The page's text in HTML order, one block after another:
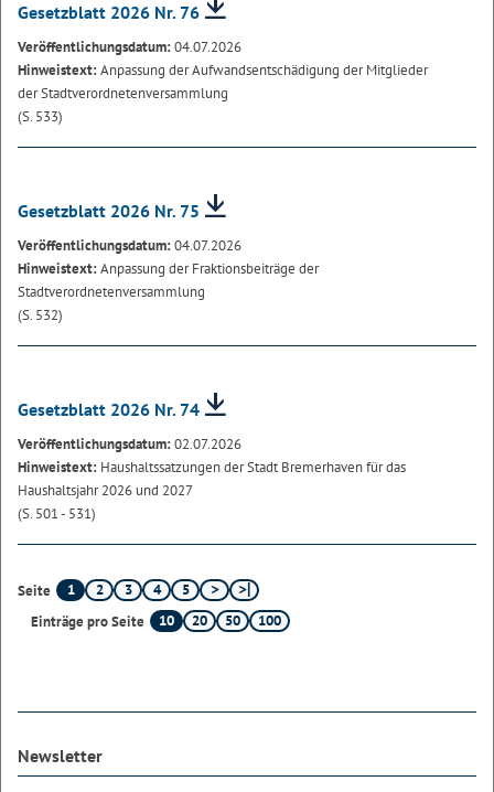
Gesetzblatt 2026 Nr. 76
Veröffentlichungsdatum:04.07.2026
Hinweistext:Anpassung der Aufwandsentschädigung der Mitglieder
der Stadtverordnetenversammlung
(S. 533)
Gesetzblatt 2026 Nr. 75
Veröffentlichungsdatum:04.07.2026
Hinweistext:Anpassung der Fraktionsbeiträge der
Stadtverordnetenversammlung
(S. 532)
Gesetzblatt 2026 Nr. 74
Veröffentlichungsdatum:02.07.2026
Hinweistext: Haushaltssatzungen der Stadt Bremerhaven für das
Haushaltsjahr 2026 und 2027
(S. 501 - 531)
Seite 1 2 3 4
5
Einträge pro Seite
10 20 50 100
Newsletter